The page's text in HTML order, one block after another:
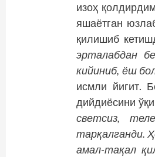
изоҳ
яшаётган
қилишиб
эрталабдан
кийиниб, ёш
исмли йигит.
дийдиёсини
светсиз,
тарқалганди.
амал-тақал